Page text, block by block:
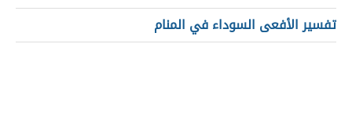
تفسير الأفعى السوداء في المنام